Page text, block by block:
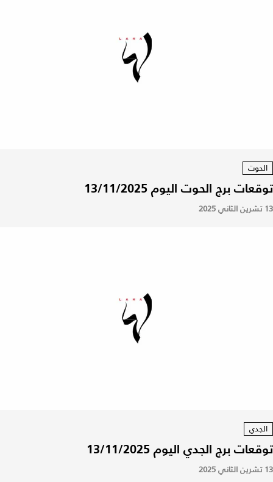
الحوت
توقعات برج الحوت اليوم 13/11/2025
13 تشرين الثاني 2025
الجدي
توقعات برج الجدي اليوم 13/11/2025
13 تشرين الثاني 2025